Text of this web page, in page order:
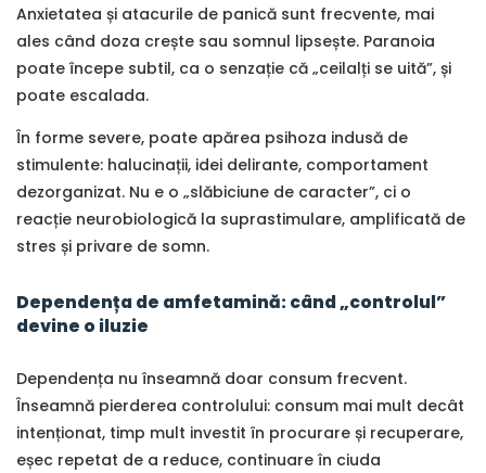
Anxietatea și atacurile de panică sunt frecvente, mai
ales când doza crește sau somnul lipsește. Paranoia
poate începe subtil, ca o senzație că „ceilalți se uită”, și
poate escalada.
În forme severe, poate apărea psihoza indusă de
stimulente: halucinații, idei delirante, comportament
dezorganizat. Nu e o „slăbiciune de caracter”, ci o
reacție neurobiologică la suprastimulare, amplificată de
stres și privare de somn.
Dependența de amfetamină: când „controlul”
devine o iluzie
Dependența nu înseamnă doar consum frecvent.
Înseamnă pierderea controlului: consum mai mult decât
intenționat, timp mult investit în procurare și recuperare,
eșec repetat de a reduce, continuare în ciuda